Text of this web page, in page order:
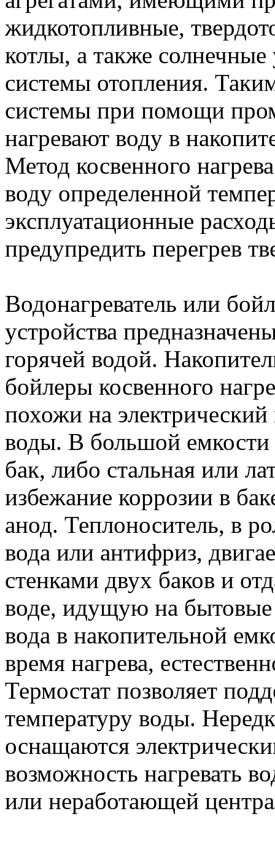
жидкотопливные,
котлы, а также
системы отопления.
системы при помощи
нагревают воду в
Метод косвенного
воду определенной
эксплуатационные
предупредить перегрев
Водонагреватель или
устройства
горячей водой.
бойлеры косвенного
похожи на электрический
воды. В большой
бак, либо стальная или
избежание коррозии в
анод. Теплоноситель, в
вода или антифриз,
стенками двух баков и
воде, идущую на
вода в накопительной
время нагрева,
Термостат позволяет
температуру воды.
оснащаются
возможность нагревать
или неработающей